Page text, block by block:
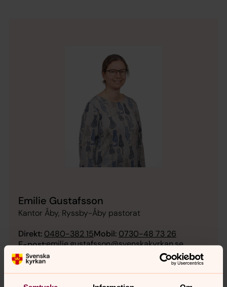
Emilie Gustafsson
Kantor Åby, Ryssby-Åby pastorat
Direkt: 0480-382 15Mobil: 0730-48 73 26
E-post:emilie.gustafsson@svenskakyrkan.se
Mer om Emilie Gustafsson